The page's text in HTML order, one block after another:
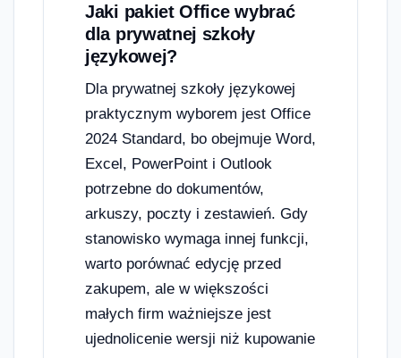
Jaki pakiet Office wybrać
dla prywatnej szkoły
językowej?
Dla prywatnej szkoły językowej
praktycznym wyborem jest Office
2024 Standard, bo obejmuje Word,
Excel, PowerPoint i Outlook
potrzebne do dokumentów,
arkuszy, poczty i zestawień. Gdy
stanowisko wymaga innej funkcji,
warto porównać edycję przed
zakupem, ale w większości
małych firm ważniejsze jest
ujednolicenie wersji niż kupowanie